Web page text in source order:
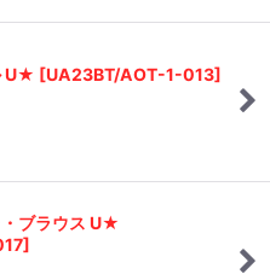
U★ [UA23BT/AOT-1-013]
・ブラウス U★
]